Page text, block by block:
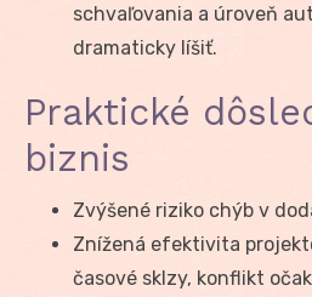
schvaľovania a úroveň
dramaticky líšiť.
Praktické
biznis
Zvýšené riziko chýb v
Znížená efektivita
časové sklzy, konflikt